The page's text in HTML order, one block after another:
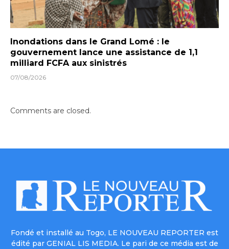
Inondations dans le Grand Lomé : le
gouvernement lance une assistance de 1,1
milliard FCFA aux sinistrés
07/08/2026
Comments are closed.
Fondé et installé au Togo, LE NOUVEAU REPORTER est
édité par GENIAL LIS MEDIA. Le pari de ce média est de